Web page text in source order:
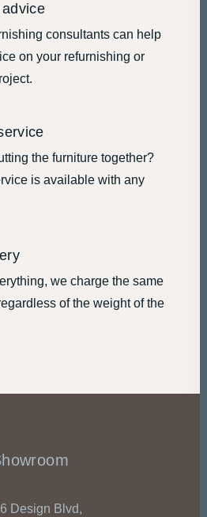
consultants can help
on your refurnishing or
the furniture together?
is available with any
we charge the same
of the weight of the
Design Blvd,